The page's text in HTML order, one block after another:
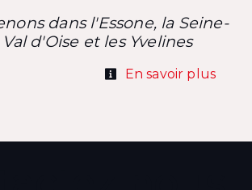
dans l'Essone, la Seine-
d'Oise et les Yvelines
En savoir plus